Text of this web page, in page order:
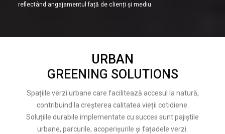
reflectând angajamentul față de clienți și mediu.
URBAN
GREENING SOLUTIONS
Spațiile verzi urbane care facilitează accesul la natură,
contribuind la creșterea calitatea vieții cotidiene.
Soluțiile durabile implementate cu succes sunt pajiștile
urbane, parcurile, acoperișurile și fațadele verzi.